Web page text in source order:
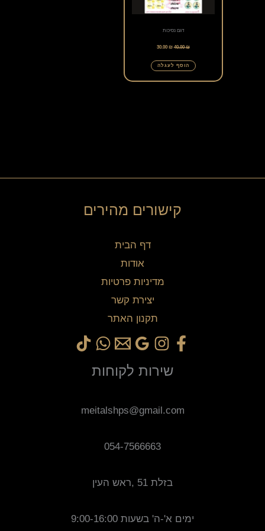
דגם נסיכות
40.00₪
30.00 ₪
הוסף לעגלה
קישורים מהירים
דף הבית
אודות
מדיניות פרטיות
יצירת קשר
תקנון האתר
שירות לקוחות
meitalshps@gmail.com
054-7566663
בזלת 51 ,ראש העין
ימים א'-ה' בשעות 9:00-16:00